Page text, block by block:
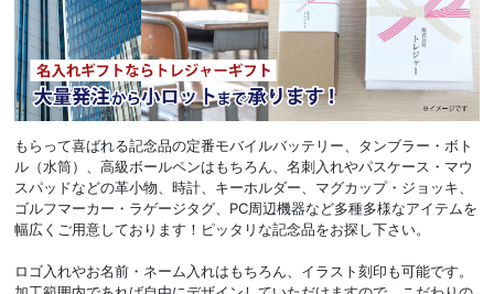
もらって喜ばれる記念品の定番モバイルバッテリー、タンブラー・ボト
ル（水筒）、高級ボールペンはもちろん、名刺入れやパスケース・マウ
スパッドなどの革小物、時計、キーホルダー、マグカップ・ジョッキ、
ゴルフマーカー・ラゲージタグ、PC周辺機器など多種多様なアイテムを
幅広くご用意しております！ピッタリな記念品をお探し下さい。
ロゴ入れやお名前・ネーム入れはもちろん、イラスト刻印も可能です。